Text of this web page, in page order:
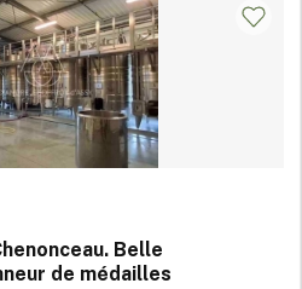
Belle
de médailles